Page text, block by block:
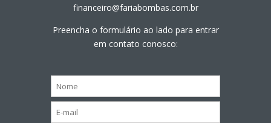
financeiro@fariabombas.com.br
Preencha o formulário ao lado para entrar
em contato conosco: